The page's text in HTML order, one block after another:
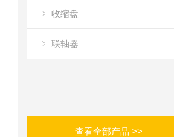
收缩盘
联轴器
查看全部产品 >>